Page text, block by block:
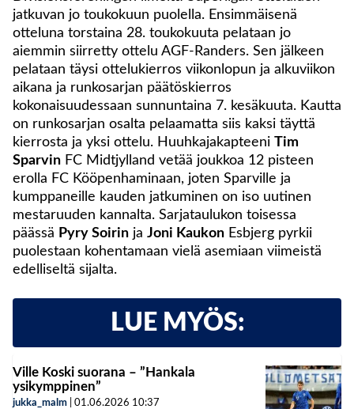
jatkuvan jo toukokuun puolella. Ensimmäisenä
otteluna torstaina 28. toukokuuta pelataan jo
aiemmin siirretty ottelu AGF-Randers. Sen jälkeen
pelataan täysi ottelukierros viikonlopun ja alkuviikon
aikana ja runkosarjan päätöskierros
kokonaisuudessaan sunnuntaina 7. kesäkuuta. Kautta
on runkosarjan osalta pelaamatta siis kaksi täyttä
kierrosta ja yksi ottelu. Huuhkajakapteeni Tim
Sparvin FC Midtjylland vetää joukkoa 12 pisteen
erolla FC Kööpenhaminaan, joten Sparville ja
kumppaneille kauden jatkuminen on iso uutinen
mestaruuden kannalta. Sarjataulukon toisessa
päässä Pyry Soirin ja Joni Kaukon Esbjerg pyrkii
puolestaan kohentamaan vielä asemiaan viimeistä
edelliseltä sijalta.
LUE MYÖS:
Ville Koski suorana – ”Hankala
ysikymppinen”
jukka_malm 01.06.2026 10:37